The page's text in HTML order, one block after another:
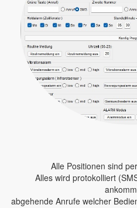
Alle Positionen sind
Alles wird protokolliert
abgehende Anrufe welcher